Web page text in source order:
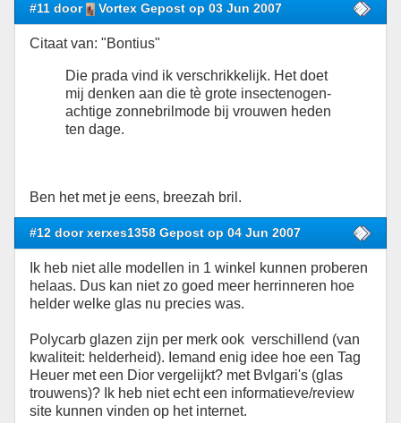
#11 door Vortex Gepost op 03 Jun 2007
Citaat van: "Bontius"
Die prada vind ik verschrikkelijk. Het doet
mij denken aan die tè grote insectenogen-
achtige zonnebrilmode bij vrouwen heden
ten dage.
Ben het met je eens, breezah bril.
#12 door xerxes1358 Gepost op 04 Jun 2007
Ik heb niet alle modellen in 1 winkel kunnen proberen
helaas. Dus kan niet zo goed meer herrinneren hoe
helder welke glas nu precies was.
Polycarb glazen zijn per merk ook verschillend (van
kwaliteit: helderheid). Iemand enig idee hoe een Tag
Heuer met een Dior vergelijkt? met Bvlgari's (glas
trouwens)? Ik heb niet echt een informatieve/review
site kunnen vinden op het internet.